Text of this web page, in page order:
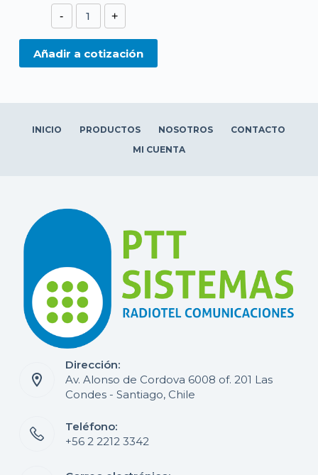
-
SLR1000
UHF
+
Añadir a cotización
INICIO PRODUCTOS NOSOTROS
CONTACTO
MI CUENTA
Dirección:
Av. Alonso de Cordova 6008 of. 201 Las
Condes - Santiago, Chile
Teléfono:
+56 2 2212 3342